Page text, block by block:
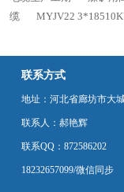
缆
MYJV22
联系方式
地址：河北省廊坊市大
联系人：郝艳辉
联系QQ：872586202
18232657099/微信同步